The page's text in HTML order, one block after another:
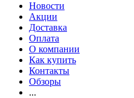
Новости
Акции
Доставка
Оплата
О компании
Как купить
Контакты
Обзоры
...